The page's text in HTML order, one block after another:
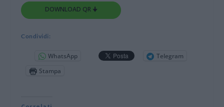
DOWNLOAD QR 🠋
Condividi:
WhatsApp
Telegram
Stampa